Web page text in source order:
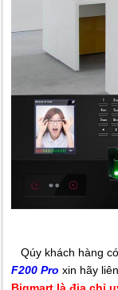
Qúy khách hàng
F200 Pro xin hãy